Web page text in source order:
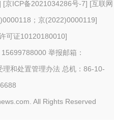
[京ICP备2021034286号-7] [互联网
；京(2022)0000119]
可证10120180010]
举报邮箱：
理和处置管理办法 总机：86-10-
All Rights Reserved